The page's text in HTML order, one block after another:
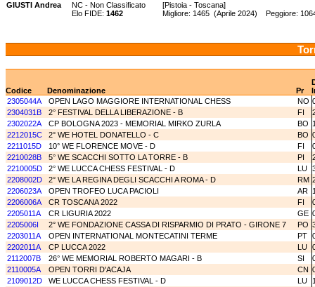
GIUSTI Andrea
NC - Non Classificato [Pistoia - Toscana]
Elo FIDE: 1462 Migliore: 1465 (Aprile 2024) Peggiore:
Codice
Denominazione Pr
2305044A
OPEN LAGO MAGGIORE INTERNATIONAL CHESS NO
2304031B
2° FESTIVAL DELLA LIBERAZIONE - B FI
2302022A
CP BOLOGNA 2023 - MEMORIAL MIRKO ZURLA BO
2212015C
2° WE HOTEL DONATELLO - C BO
2211015D
10° WE FLORENCE MOVE - D FI
2210028B
5° WE SCACCHI SOTTO LA TORRE - B PI
2210005D
2° WE LUCCA CHESS FESTIVAL - D LU
2208002D
2° WE LA REGINA DEGLI SCACCHI A ROMA - D RM
2206023A
OPEN TROFEO LUCA PACIOLI AR
2206006A
CR TOSCANA 2022 FI
2205011A
CR LIGURIA 2022 GE
2205006I
2° WE FONDAZIONE CASSA DI RISPARMIO DI PRATO - GIRONE 7 PO
2203011A
OPEN INTERNATIONAL MONTECATINI TERME PT
2202011A
CP LUCCA 2022 LU
2112007B
26° WE MEMORIAL ROBERTO MAGARI - B SI
2110005A
OPEN TORRI D'ACAJA CN
2109012D
WE LUCCA CHESS FESTIVAL - D LU